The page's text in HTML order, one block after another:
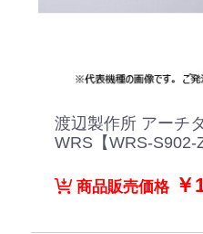
渡辺製作所 アーチ
WRS【WRS-S902-
商品販売価格￥